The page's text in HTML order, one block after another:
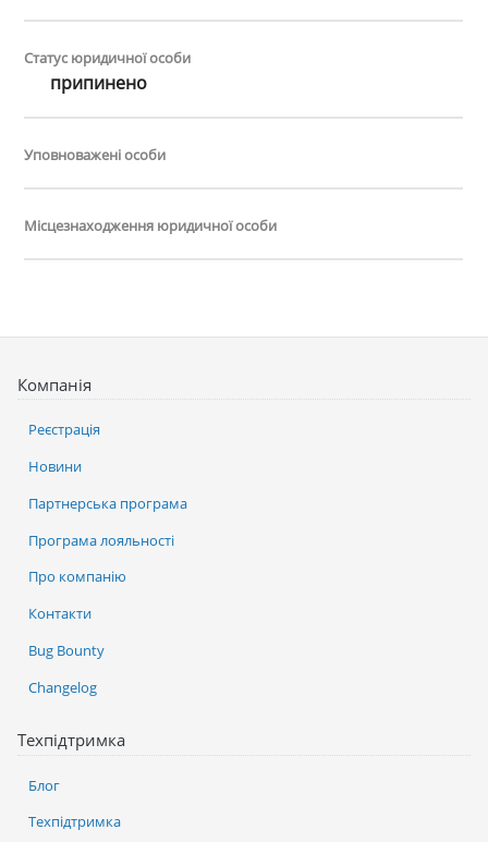
Статус юридичної особи
припинено
Уповноважені особи
Місцезнаходження юридичної особи
Компанія
Реєстрація
Новини
Партнерська програма
Програма лояльності
Про компанію
Контакти
Bug Bounty
Changelog
Техпідтримка
Блог
Техпідтримка